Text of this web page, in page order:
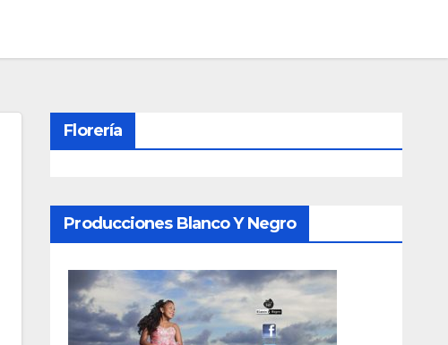
Florería
Producciones Blanco Y Negro